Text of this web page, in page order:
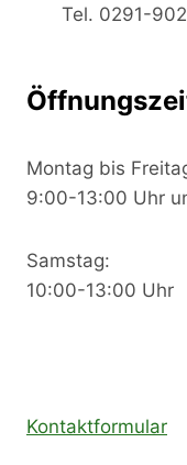
Tel. 0291-
Montag bis
9:00-13:00 Uhr
Samstag:
10:00-13:00 Uhr
Kontaktformular